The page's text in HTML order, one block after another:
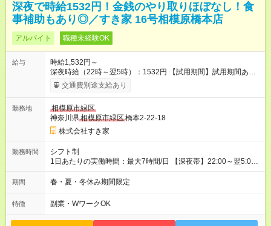
深夜で時給1532円！金銭のやり取りほぼなし！食
事補助もあり◎／すき家 16号相模原橋本店
アルバイト 職種未経験OK
給与
時給1,532円～
深夜時給（22時～翌5時）：1532円 【試用期間】試用期間あり
試用期間の長さ：1ヶ月 雇用形態、給与は本採用時と同じです。
試用期間の実態は30日（※条件変更なし）ですが、切り上げで
同時給）
交通費別途支給あり
勤務地
相模原市緑区
神奈川県相模原市緑区橋本2-22-18
株式会社すき家
勤務時間
シフト制
1日あたりの実働時間：最大7時間/日 【深夜帯】22:00～翌5:00
週2日～・1日2h～OK◎ ※22:00から翌5:00までは18歳以上の方
のみ勤務可能です（18歳未満の深夜業務禁止のため） ★深夜で
す。 必ず、2名以上での勤務を行いますので、安心して働けま
す。
期間 春・夏・冬休み期間限定
特徴 副業・WワークOK